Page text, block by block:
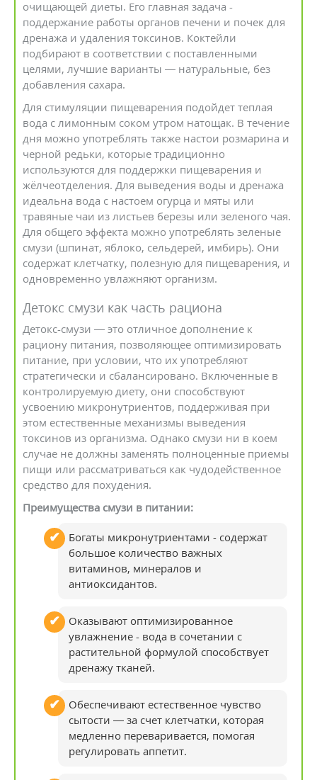
очищающей диеты. Его главная задача -
поддержание работы органов печени и почек для
дренажа и удаления токсинов. Коктейли
подбирают в соответствии с поставленными
целями, лучшие варианты — натуральные, без
добавления сахара.
Для стимуляции пищеварения подойдет теплая
вода с лимонным соком утром натощак. В течение
дня можно употреблять также настои розмарина и
черной редьки, которые традиционно
используются для поддержки пищеварения и
жёлчеотделения. Для выведения воды и дренажа
идеальна вода с настоем огурца и мяты или
травяные чаи из листьев березы или зеленого чая.
Для общего эффекта можно употреблять зеленые
смузи (шпинат, яблоко, сельдерей, имбирь). Они
содержат клетчатку, полезную для пищеварения, и
одновременно увлажняют организм.
Детокс смузи как часть рациона
Детокс-смузи — это отличное дополнение к
рациону питания, позволяющее оптимизировать
питание, при условии, что их употребляют
стратегически и сбалансировано. Включенные в
контролируемую диету, они способствуют
усвоению микронутриентов, поддерживая при
этом естественные механизмы выведения
токсинов из организма. Однако смузи ни в коем
случае не должны заменять полноценные приемы
пищи или рассматриваться как чудодейственное
средство для похудения.
Преимущества смузи в питании:
Богаты микронутриентами - содержат
большое количество важных
витаминов, минералов и
антиоксидантов.
Оказывают оптимизированное
увлажнение - вода в сочетании с
растительной формулой способствует
дренажу тканей.
Обеспечивают естественное чувство
сытости — за счет клетчатки, которая
медленно переваривается, помогая
регулировать аппетит.